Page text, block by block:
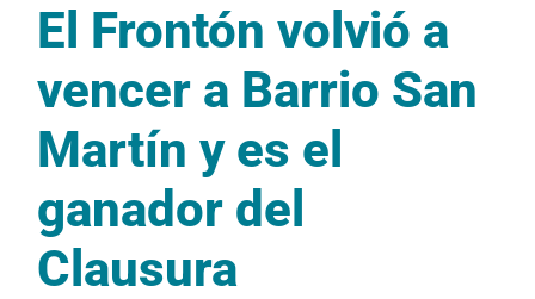
El Frontón volvió a
vencer a Barrio San
Martín y es el
ganador del
Clausura